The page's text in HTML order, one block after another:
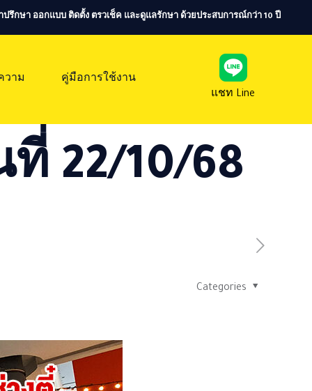
ปรึกษา ออกแบบ ติดตั้ง ตรวเช็ค และดูแลรักษา ด้วยประสบการณ์กว่า 10 ปี
วาม
คู่มือการใช้งาน
แชท Line
22/10/68
Categories